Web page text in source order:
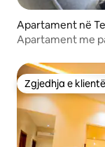
Apartament në
Apartament me
Zgjedhja e
Zgjedhja e